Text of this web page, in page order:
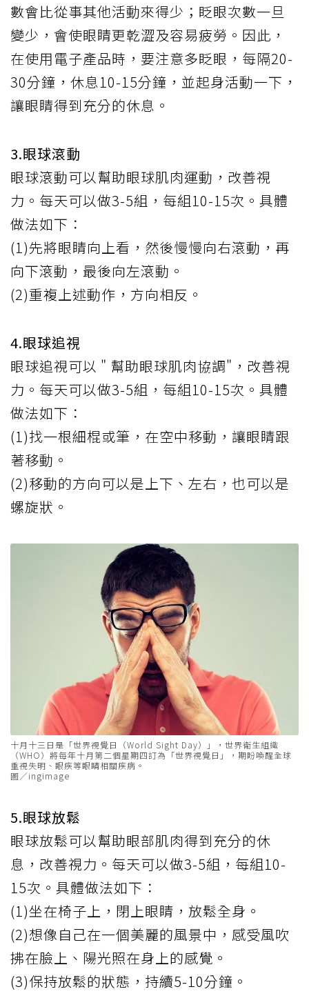
數會比從事其他活動來得少；眨眼次數一旦
變少，會使眼睛更乾澀及容易疲勞。因此，
在使用電子產品時，要注意多眨眼，每隔20-
30分鐘，休息10-15分鐘，並起身活動一下，
讓眼睛得到充分的休息。
3.眼球滾動
眼球滾動可以幫助眼球肌肉運動，改善視
力。每天可以做3-5組，每組10-15次。具體
做法如下：
(1)先將眼睛向上看，然後慢慢向右滾動，再
向下滾動，最後向左滾動。
(2)重複上述動作，方向相反。
4.眼球追視
眼球追視可以 " 幫助眼球肌肉協調"，改善視
力。每天可以做3-5組，每組10-15次。具體
做法如下：
(1)找一根細棍或筆，在空中移動，讓眼睛跟
著移動。
(2)移動的方向可以是上下、左右，也可以是
螺旋狀。
十月十三日是「世界視覺日（World Sight Day）」，世界衛生組織
（WHO）將每年十月第二個星期四訂為「世界視覺日」，期盼喚醒全球
重視失明、眼疾等眼睛相關疾病。
圖／ingimage
5.眼球放鬆
眼球放鬆可以幫助眼部肌肉得到充分的休
息，改善視力。每天可以做3-5組，每組10-
15次。具體做法如下：
(1)坐在椅子上，閉上眼睛，放鬆全身。
(2)想像自己在一個美麗的風景中，感受風吹
拂在臉上、陽光照在身上的感覺。
(3)保持放鬆的狀態，持續5-10分鐘。